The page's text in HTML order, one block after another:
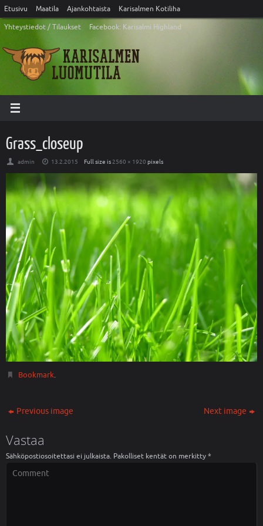
Etusivu Maatila Ajankohtaista
Karisalmen Kotiliha
Yhteystiedot / Tilaukset
Facebook: Karisalmi Highland
Grass_closeup
admin 13.2.2015 Full size is 2560 × 1920 pixels
Bookmark.
Previous image Next image
Vastaa
Sähköpostiosoitettasi ei julkaista. Pakolliset kentät on merkitty*